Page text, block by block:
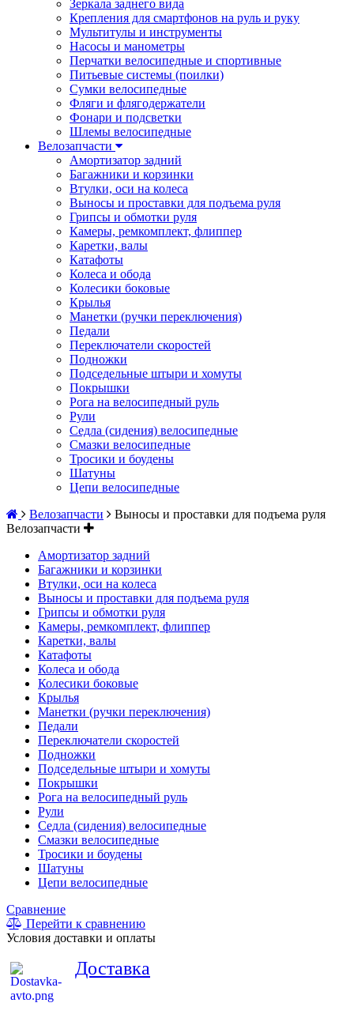
Зеркала заднего вида
Крепления для смартфонов на руль и руку
Мультитулы и инструменты
Насосы и манометры
Перчатки велосипедные и спортивные
Питьевые системы (поилки)
Сумки велосипедные
Фляги и флягодержатели
Фонари и подсветки
Шлемы велосипедные
Велозапчасти
Амортизатор задний
Багажники и корзинки
Втулки, оси на колеса
Выносы и проставки для подъема руля
Грипсы и обмотки руля
Камеры, ремкомплект, флиппер
Каретки, валы
Катафоты
Колеса и обода
Колесики боковые
Крылья
Манетки (ручки переключения)
Педали
Переключатели скоростей
Подножки
Подседельные штыри и хомуты
Покрышки
Рога на велосипедный руль
Рули
Седла (сидения) велосипедные
Смазки велосипедные
Тросики и боудены
Шатуны
Цепи велосипедные
Велозапчасти
Выносы и проставки для подъема руля
Велозапчасти
Амортизатор задний
Багажники и корзинки
Втулки, оси на колеса
Выносы и проставки для подъема руля
Грипсы и обмотки руля
Камеры, ремкомплект, флиппер
Каретки, валы
Катафоты
Колеса и обода
Колесики боковые
Крылья
Манетки (ручки переключения)
Педали
Переключатели скоростей
Подножки
Подседельные штыри и хомуты
Покрышки
Рога на велосипедный руль
Рули
Седла (сидения) велосипедные
Смазки велосипедные
Тросики и боудены
Шатуны
Цепи велосипедные
Сравнение
Перейти к сравнению
Условия доставки и оплаты
Доставка